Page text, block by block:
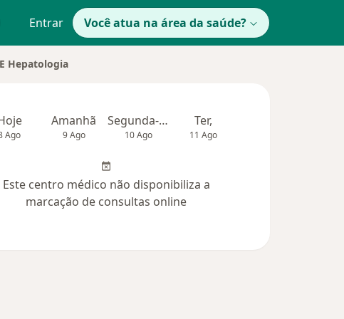
Entrar Você atua na área da saúde?
Hepatologia
Ago
Amanhã
9 Ago
Segunda-feira
10 Ago
Ter,
11 Ago
Este centro médico não disponibiliza a
marcação de consultas online